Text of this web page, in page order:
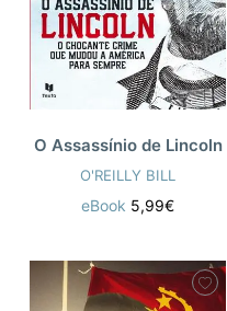
O Assassínio de Lincoln
O'REILLY BILL
eBook 5,99€